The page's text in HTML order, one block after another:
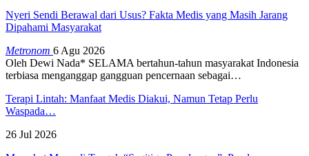
Nyeri Sendi Berawal dari Usus? Fakta Medis yang Masih Jarang
Dipahami Masyarakat
Metronom 6 Agu 2026
Oleh Dewi Nada* SELAMA bertahun-tahun masyarakat Indonesia
terbiasa menganggap gangguan pencernaan sebagai…
Terapi Lintah: Manfaat Medis Diakui, Namun Tetap Perlu
Waspada…
26 Jul 2026